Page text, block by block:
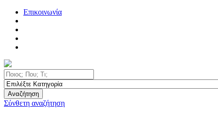
Επικοινωνία
Αναζήτηση
Σύνθετη αναζήτηση